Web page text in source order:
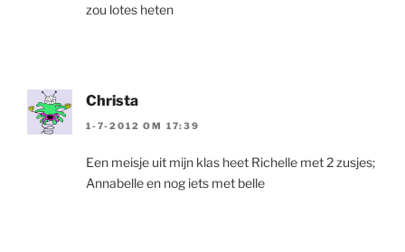
zou lotes heten
Christa
1-7-2012 OM 17:39
Een meisje uit mijn klas heet Richelle met 2 zusjes;
Annabelle en nog iets met belle